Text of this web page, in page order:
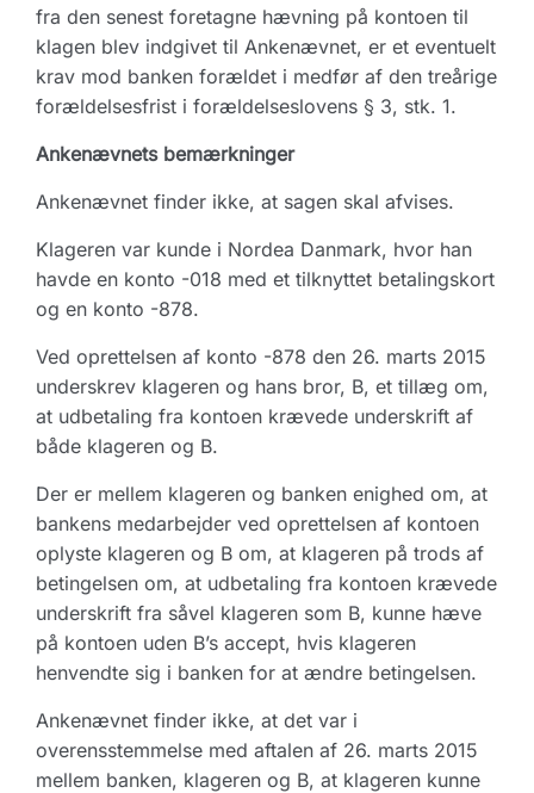
fra den senest foretagne hævning på kontoen til
klagen blev indgivet til Ankenævnet, er et eventuelt
krav mod banken forældet i medfør af den treårige
forældelsesfrist i forældelseslovens § 3, stk. 1.
Ankenævnets bemærkninger
Ankenævnet finder ikke, at sagen skal afvises.
Klageren var kunde i Nordea Danmark, hvor han
havde en konto -018 med et tilknyttet betalingskort
og en konto -878.
Ved oprettelsen af konto -878 den 26. marts 2015
underskrev klageren og hans bror, B, et tillæg om,
at udbetaling fra kontoen krævede underskrift af
både klageren og B.
Der er mellem klageren og banken enighed om, at
bankens medarbejder ved oprettelsen af kontoen
oplyste klageren og B om, at klageren på trods af
betingelsen om, at udbetaling fra kontoen krævede
underskrift fra såvel klageren som B, kunne hæve
på kontoen uden B’s accept, hvis klageren
henvendte sig i banken for at ændre betingelsen.
Ankenævnet finder ikke, at det var i
overensstemmelse med aftalen af 26. marts 2015
mellem banken, klageren og B, at klageren kunne